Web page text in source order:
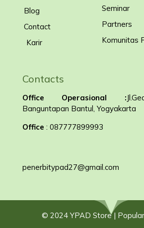
Blog
Contact
Karir
Seminar
Partners
Komunitas
Contacts
Office Operasional :
Banguntapan Bantul, Yogyakarta
Office : 087777899993
penerbitypad27@gmail.com
© 2024 YPAD Store |